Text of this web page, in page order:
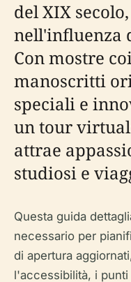
del XIX
nell'influenza
Con mostre
manoscritti
speciali e
un tour
attrae
studiosi e
Questa guida
necessario per
di apertura
l'accessibilità, i